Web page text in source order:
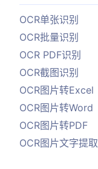
OCR单张识别
OCR批量识别
OCR PDF识别
OCR截图识别
OCR图片转Excel
OCR图片转Word
OCR图片转PDF
OCR图片文字提取